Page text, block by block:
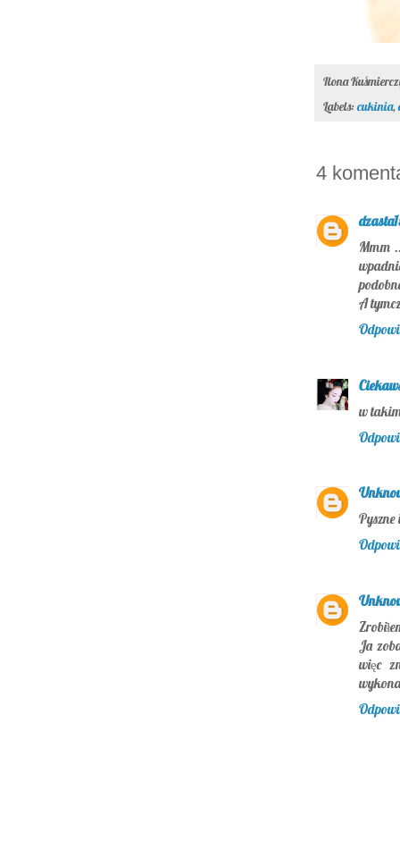
Ilona
Labels:cukinia,
4
Mmm
A
w
Ja
więc